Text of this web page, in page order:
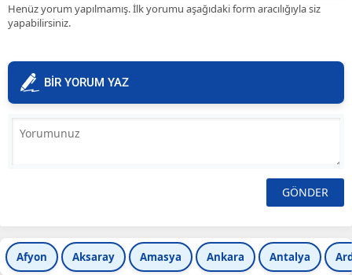
Henüz yorum yapılmamış. İlk yorumu aşağıdaki form aracılığıyla siz
yapabilirsiniz.
BİR YORUM YAZ
Afyon Aksaray Amasya Ankara Antalya